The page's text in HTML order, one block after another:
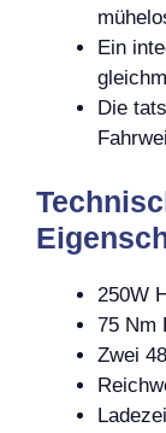
Ein
Die
250W
75 Nm
Zwei